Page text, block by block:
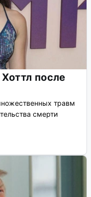
после
травм
смерти